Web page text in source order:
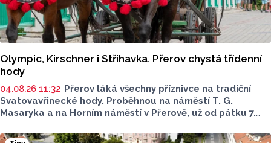
Olympic, Kirschner i Střihavka. Přerov chystá třídenní
hody
04.08.26 11:32 Přerov láká všechny příznivce na tradiční
Svatovavřinecké hody. Proběhnou na náměstí T. G.
Masaryka a na Horním náměstí v Přerově, už od pátku 7.
je nachystaný až do neděle 9. srpna. Podívat se můžete